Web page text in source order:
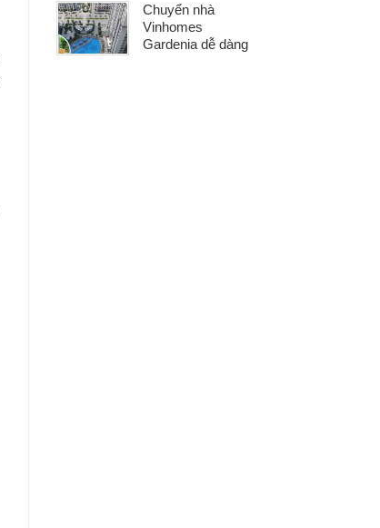
Chuyển nhà
Vinhomes
Gardenia dễ dàng